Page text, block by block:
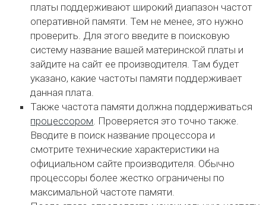
платы поддерживают широкий диапазон частот
оперативной памяти. Тем не менее, это нужно
проверить. Для этого введите в поисковую
систему название вашей материнской платы и
зайдите на сайт ее производителя. Там будет
указано, какие частоты памяти поддерживает
данная плата.
Также частота памяти должна поддерживаться
процессором . Проверяется это точно также.
Вводите в поиск название процессора и
смотрите технические характеристики на
официальном сайте производителя. Обычно
процессоры более жестко ограничены по
максимальной частоте памяти.